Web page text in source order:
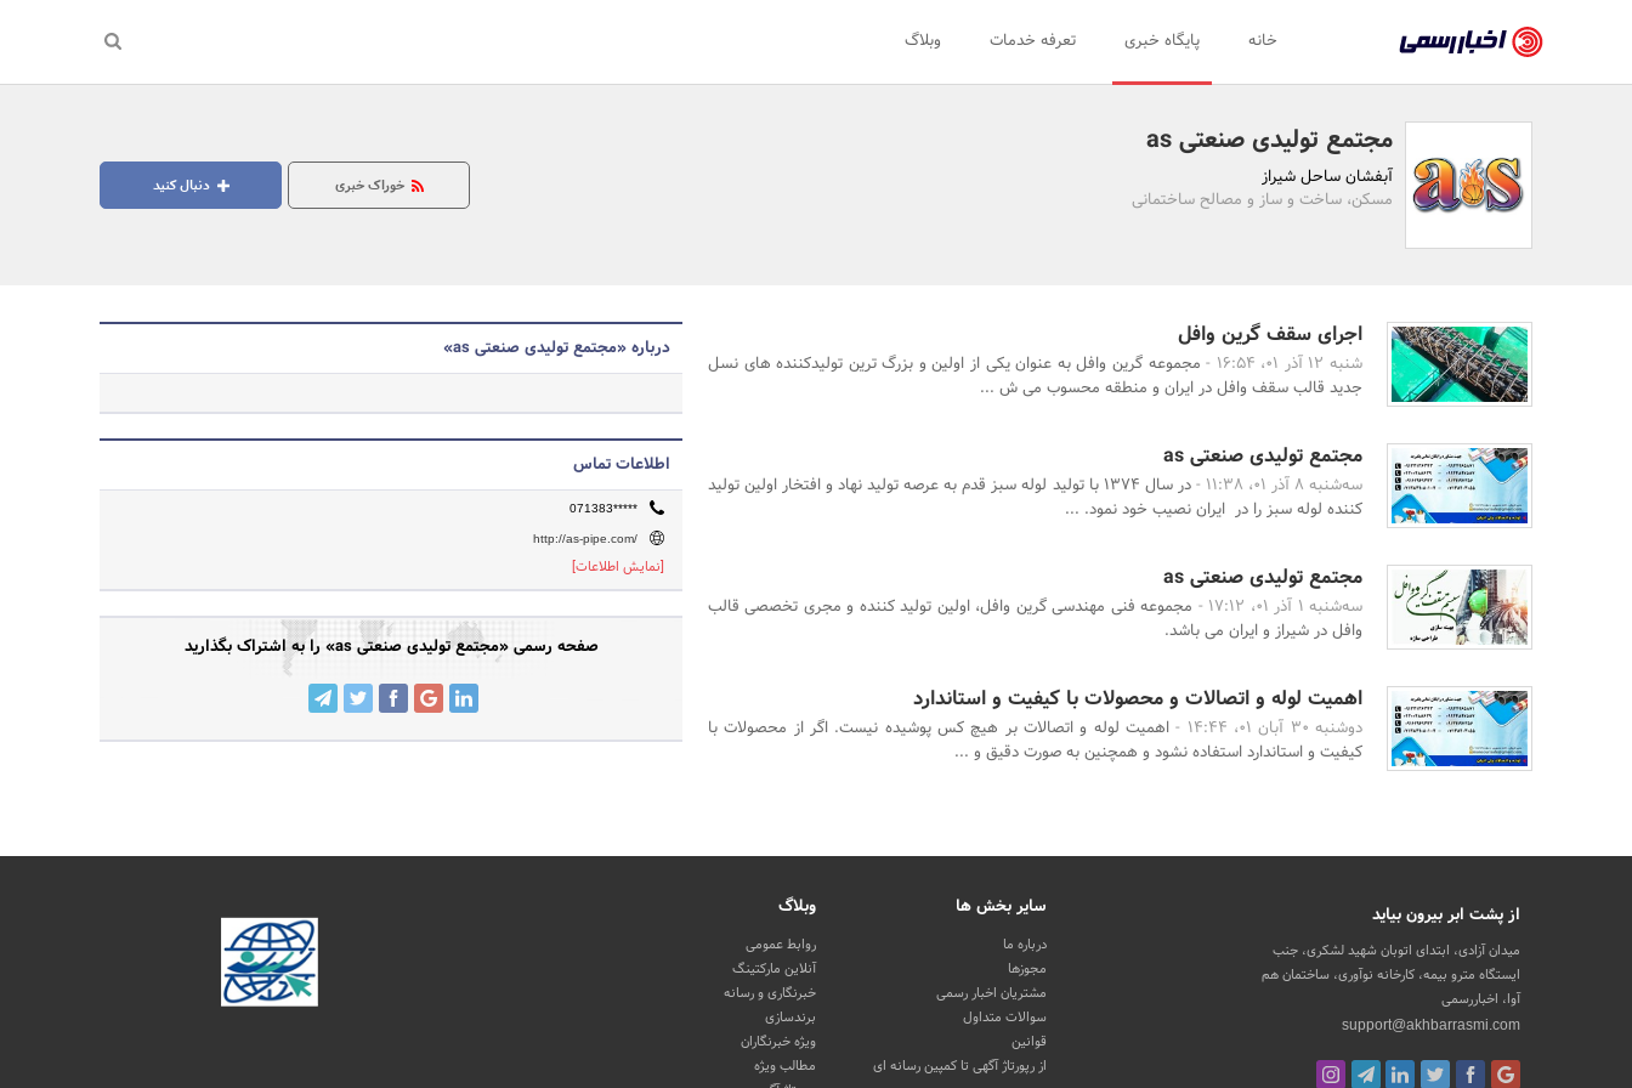
رسمی
اخبار
تایید
سازمان‌ها
و
روابط
عمومی‌ها
خانه پایگاه خبری تعرفه خدمات وبلاگ
جستجو
مجتمع تولیدی صنعتی as
آبفشان ساحل شیراز
مسکن، ساخت و ساز و مصالح ساختمانی
دنبال کنید خوراک خبری
اجرای سقف گرین وافل
شنبه 12 آذر 01، 16:54 -
مجموعه گرین وافل به عنوان یکی از اولین و بزرگ ترین تولیدکننده های نسل
جدید قالب سقف وافل در ایران و منطقه محسوب می ش ...
مجتمع تولیدی صنعتی as
سه‌شنبه 8 آذر 01، 11:38 -
در سال 1374 با تولید لوله سبز قدم به عرصه تولید نهاد و افتخار اولین تولید
کننده لوله سبز را در ایران نصیب خود نمود. ...
مجتمع تولیدی صنعتی as
سه‌شنبه 1 آذر 01، 17:12 -
مجموعه فنی مهندسی گرین وافل، اولین تولید کننده و مجری تخصصی قالب
وافل در شیراز و ایران می باشد.
اهمیت لوله و اتصالات و محصولات با کیفیت و استاندارد
دوشنبه 30 آبان 01، 14:44 -
اهمیت لوله و اتصالات بر هیچ کس پوشیده نیست. اگر از محصولات با
کیفیت و استاندارد استفاده نشود و همچنین به صورت دقیق و ...
درباره «مجتمع تولیدی صنعتی as»
اطلاعات تماس
071383*****
http://as-pipe.com/
[نمایش اطلاعات]
صفحه رسمی «مجتمع تولیدی صنعتی as» را به اشتراک بگذارید
از پشت ابر بیرون بیاید
میدان آزادی، ابتدای اتوبان شهید لشکری، جنب
ایستگاه مترو بیمه، کارخانه نوآوری، ساختمان هم
آوا، اخباررسمی
support@akhbarrasmi.com
سایر بخش ها
درباره ما
مجوزها
مشتریان اخبار رسمی
سوالات متداول
قوانین
از رپورتاژ آگهی تا کمپین رسانه ای
وبلاگ
روابط عمومی
آنلاین مارکتینگ
خبرنگاری و رسانه
برندسازی
ویژه خبرنگاران
مطالب ویژه